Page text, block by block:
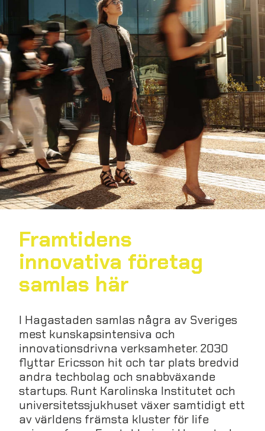
Framtidens
innovativa företag
samlas här
I Hagastaden samlas några av Sveriges
mest kunskapsintensiva och
innovationsdrivna verksamheter. 2030
flyttar Ericsson hit och tar plats bredvid
andra techbolag och snabbväxande
startups. Runt Karolinska Institutet och
universitetssjukhuset växer samtidigt ett
av världens främsta kluster för life